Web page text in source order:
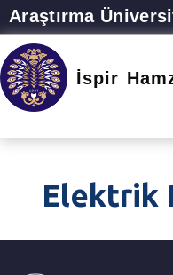
Araştırma
İspir
Elektrik